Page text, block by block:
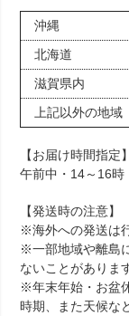
沖縄
北海道
滋賀県内
上記以外の地域
【お届け時間指定】
午前中・14～16
【発送時の注意】
※海外への発送は
※一部地域や離島
ないことがありま
※年末年始・お盆
時期、また天候な